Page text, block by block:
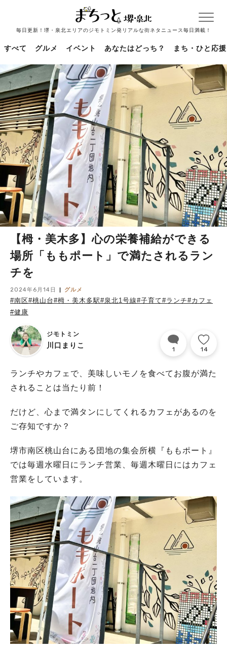
毎日更新！堺・泉北エリアのジモトミン発リアルな街ネタニュース毎日満載！
すべて グルメ イベント あなたはどっち？ まち・ひと応援
【栂・美木多】心の栄養補給ができる
場所「ももポート」で満たされるラン
チを
2024年6月14日 グルメ
#南区#桃山台#栂・美木多駅#泉北1号線#子育て#ランチ#カフェ
#健康
ジモトミン
川口まりこ 1 14
ランチやカフェで、美味しいモノを食べてお腹が満た
されることは当たり前！
だけど、心まで満タンにしてくれるカフェがあるのを
ご存知ですか？
堺市南区桃山台にある団地の集会所横『ももポート』
では毎週水曜日にランチ営業、毎週木曜日にはカフェ
営業をしています。